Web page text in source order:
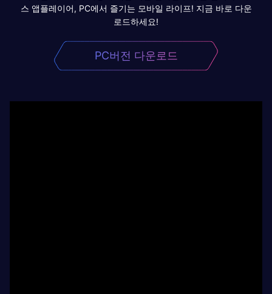
스 앱플레이어, PC에서 즐기는 모바일 라이프! 지금 바로 다운
로드하세요!
PC버전 다운로드